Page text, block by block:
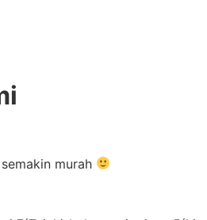
murah